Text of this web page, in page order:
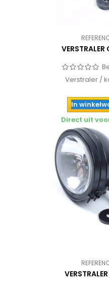
Verstraler /
In
Direct uit